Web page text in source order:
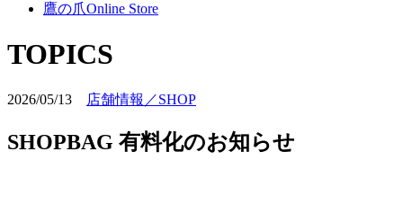
鷹の爪Online Store
TOPICS
2026/05/13 店舗情報／SHOP
SHOPBAG 有料化のお知らせ